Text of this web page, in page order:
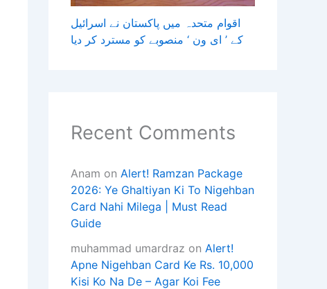
اقوام متحدہ میں پاکستان نے اسرائیل
کے ’ ای ون ‘ منصوبے کو مسترد کر دیا
Recent Comments
Anam on Alert! Ramzan Package
2026: Ye Ghaltiyan Ki To Nigehban
Card Nahi Milega | Must Read
Guide
muhammad umardraz on Alert!
Apne Nigehban Card Ke Rs. 10,000
Kisi Ko Na De – Agar Koi Fee